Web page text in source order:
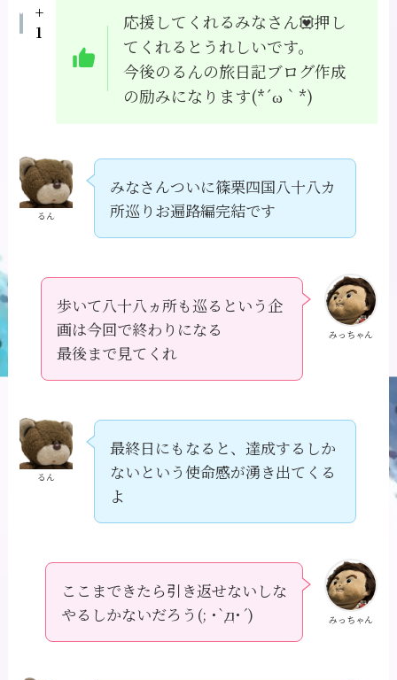
+
1
応援してくれるみなさん💟押し
てくれるとうれしいです。
今後のるんの旅日記ブログ作成
の励みになります(*´ω｀*)
るん
みなさんついに篠栗四国八十八カ
所巡りお遍路編完結です
みっちゃん
歩いて八十八ヵ所も巡るという企
画は今回で終わりになる
最後まで見てくれ
るん
最終日にもなると、達成するしか
ないという使命感が湧き出てくる
よ
みっちゃん
ここまできたら引き返せないしな
やるしかないだろう(; ･`д･´)